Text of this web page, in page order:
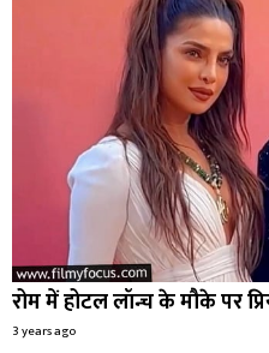
रोम में होटल लॉन्च के मौके पर
3 years ago